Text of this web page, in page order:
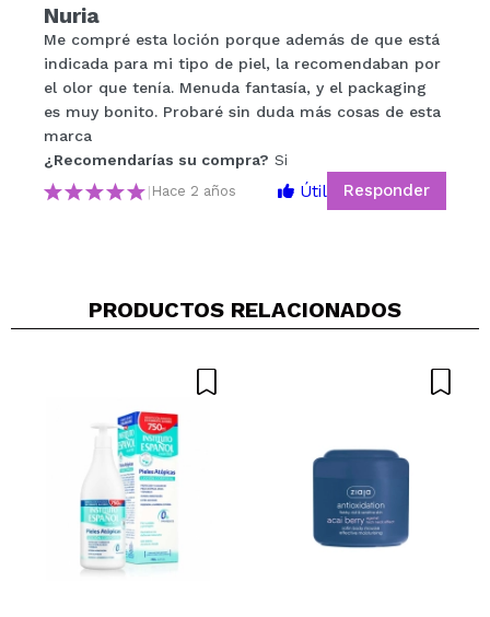
Compartir un vídeo o una foto
Tu vídeo podría ser el primero. Imagínatelo...
5/5
Nuria
Me compré esta loción porque además de que está
indicada para mi tipo de piel, la recomendaban por
el olor que tenía. Menuda fantasía, y el packaging
es muy bonito. Probaré sin duda más cosas de esta
marca
¿Recomendarías su compra? Si
| Hace 2 años Útil Responder
PRODUCTOS RELACIONADOS